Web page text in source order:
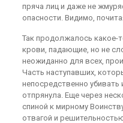
пряча лиц и даже не
опасности. Видимо,
Так продолжалось какое-
крови, падающие, но не
неожиданно для всех,
Часть наступавших,
непосредственно убивать
отпрянула. Еще через
спиной к мирному
отвагой и